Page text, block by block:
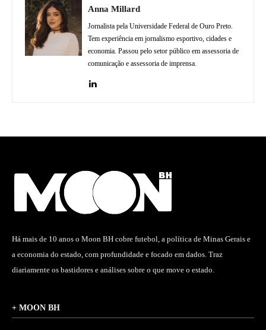
Anna Millard
Jornalista pela Universidade Federal de Ouro Preto.
Tem experiência em jornalismo esportivo, cidades e
economia. Passou pelo setor público em assessoria de
comunicação e assessoria de imprensa.
Há mais de 10 anos o Moon BH cobre futebol, a política de Minas Gerais e
a economia do estado, com profundidade e focado em dados. Traz
diariamente os bastidores e análises sobre o que move o estado.
+ MOON BH